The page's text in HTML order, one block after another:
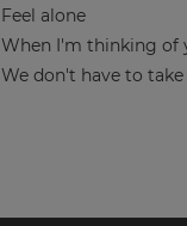
Feel alone
When I'm thinking of
We don't have to